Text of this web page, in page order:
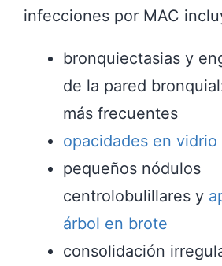
infecciones por MAC
bronquiectasias y
de la pared
más frecuentes
opacidades en vidrio
pequeños nódulos
centrolobulillares y
árbol en brote
consolidación